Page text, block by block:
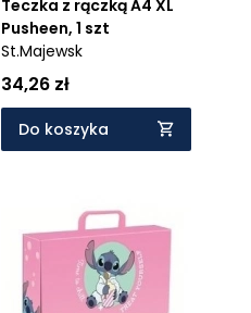
Teczka z rączką A4 XL
Pusheen, 1 szt
St.Majewsk
34,26 zł
Do koszyka